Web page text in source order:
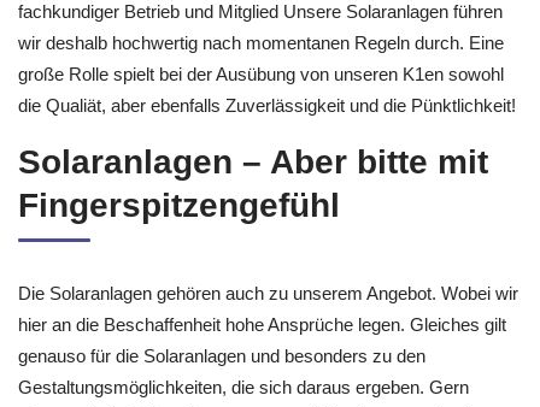
fachkundiger Betrieb und Mitglied Unsere Solaranlagen führen
wir deshalb hochwertig nach momentanen Regeln durch. Eine
große Rolle spielt bei der Ausübung von unseren K1en sowohl
die Qualiät, aber ebenfalls Zuverlässigkeit und die Pünktlichkeit!
Solaranlagen – Aber bitte mit
Fingerspitzengefühl
Die Solaranlagen gehören auch zu unserem Angebot. Wobei wir
hier an die Beschaffenheit hohe Ansprüche legen. Gleiches gilt
genauso für die Solaranlagen und besonders zu den
Gestaltungsmöglichkeiten, die sich daraus ergeben. Gern